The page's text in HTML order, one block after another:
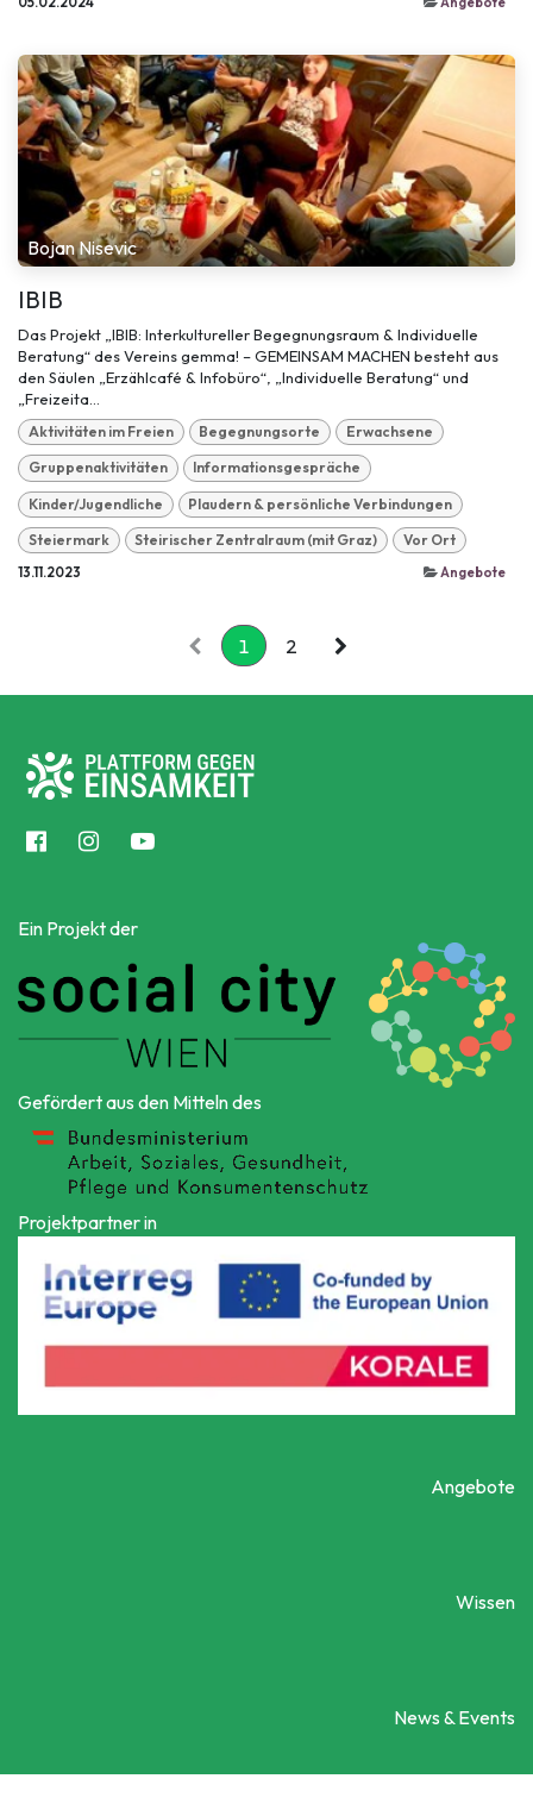
Bojan Nisevic
IBIB
Das Projekt „IBIB: Interkultureller Begegnungsraum & Individuelle
Beratung“ des Vereins gemma! – GEMEINSAM MACHEN besteht aus
den Säulen „Erzählcafé & Infobüro“, „Individuelle Beratung“ und
„Freizeita...
Aktivitäten im Freien Begegnungsorte Erwachsene
Gruppenaktivitäten Informationsgespräche
Kinder/Jugendliche Plaudern & persönliche Verbindungen
Steiermark Steirischer Zentralraum (mit Graz) Vor Ort
13.11.2023 Angebote
1 2
Ein Projekt der
Gefördert aus den Mitteln des
Projektpartner in
Angebote
Wissen
News & Events